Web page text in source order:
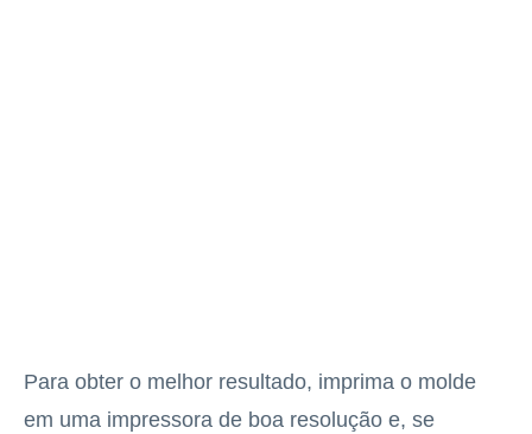
Para obter o melhor resultado, imprima o molde
em uma impressora de boa resolução e, se